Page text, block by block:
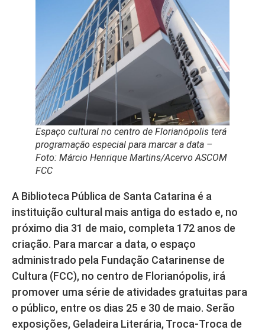
Espaço cultural no centro de Florianópolis terá
programação especial para marcar a data –
Foto: Márcio Henrique Martins/Acervo ASCOM
FCC
A Biblioteca Pública de Santa Catarina é a
instituição cultural mais antiga do estado e, no
próximo dia 31 de maio, completa 172 anos de
criação. Para marcar a data, o espaço
administrado pela Fundação Catarinense de
Cultura (FCC), no centro de Florianópolis, irá
promover uma série de atividades gratuitas para
o público, entre os dias 25 e 30 de maio. Serão
exposições, Geladeira Literária, Troca-Troca de